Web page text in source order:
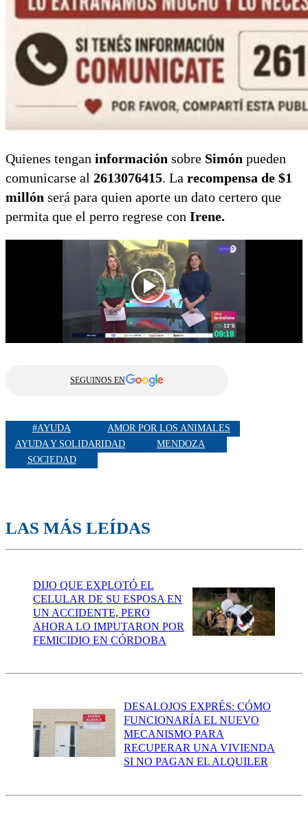
Quienes tengan información sobre Simón pueden
comunicarse al 2613076415. La recompensa de $1
millón será para quien aporte un dato certero que
permita que el perro regrese con Irene.
SEGUINOS EN
#AYUDA
AMOR POR LOS ANIMALES
AYUDA Y SOLIDARIDAD
MENDOZA
SOCIEDAD
LAS MÁS LEÍDAS
DIJO QUE EXPLOTÓ EL
CELULAR DE SU ESPOSA EN
UN ACCIDENTE, PERO
AHORA LO IMPUTARON POR
FEMICIDIO EN CÓRDOBA
DESALOJOS EXPRÉS: CÓMO
FUNCIONARÍA EL NUEVO
MECANISMO PARA
RECUPERAR UNA VIVIENDA
SI NO PAGAN EL ALQUILER